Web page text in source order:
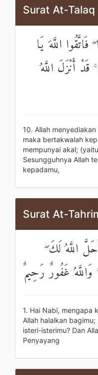
Surat At-
اللَّهَ يَا
قَدْ أَنْزَلَ اللَّهُ
10. Allah
maka bertakwalah
mempunyai akal;
Sesungguhnya Allah
kepadamu,
Surat At-
اللَّهُ لَكَ
غَفُورٌ رَحِيمٌ
1. Hai Nabi, mengapa
Allah halalkan
isteri-isterimu? Dan
Penyayang